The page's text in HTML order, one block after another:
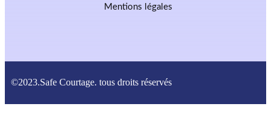
Mentions légales
©2023.Safe Courtage. tous droits réservés